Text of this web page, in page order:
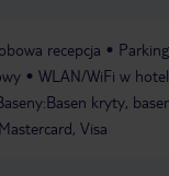
recepcja Parking
WLAN/WiFi w
kryty,
Visa